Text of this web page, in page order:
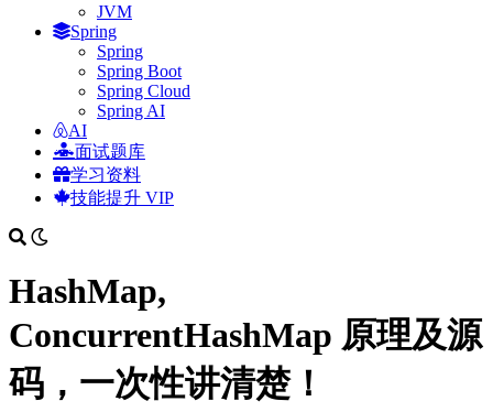
JVM
Spring
Spring
Spring Boot
Spring Cloud
Spring AI
AI
面试题库
学习资料
技能提升 VIP
HashMap,
ConcurrentHashMap 原理及源
码，一次性讲清楚！